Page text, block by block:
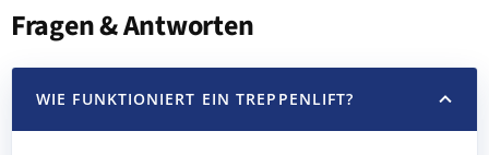
Fragen & Antworten
WIE FUNKTIONIERT EIN TREPPENLIFT?